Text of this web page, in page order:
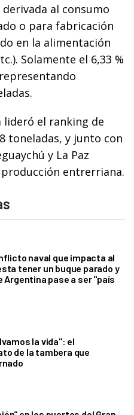
al consumo
o para fabricación
en la alimentación
Solamente el 6,33 %
lideró el ranking de
toneladas, y junto con
y La Paz
producción entrerriana.
naval que impacta al
tener un buque parado y
Argentina pase a ser "país
la vida": el
de la tambera que